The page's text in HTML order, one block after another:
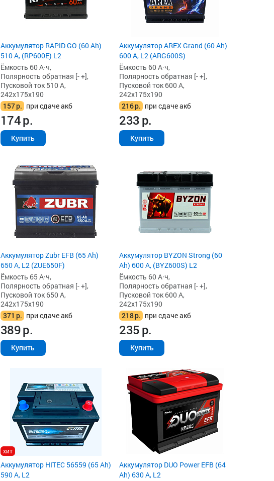
Аккумулятор RAPID GO (60 Ah)
510 А, (RP600E) L2
Ёмкость 60 А·ч,
Полярность обратная [- +],
Пусковой ток 510 А,
242x175x190
157р. при сдаче акб
174р.
Купить
Аккумулятор AREX Grand (60 Ah)
600 А, L2 (ARG600S)
Ёмкость 60 А·ч,
Полярность обратная [- +],
Пусковой ток 600 А,
242x175x190
216р. при сдаче акб
233р.
Купить
Аккумулятор Zubr EFB (65 Ah)
650 А, L2 (ZUE650F)
Ёмкость 65 А·ч,
Полярность обратная [- +],
Пусковой ток 650 А,
242x175x190
371 р. при сдаче акб
389р.
Купить
Аккумулятор BYZON Strong (60
Ah) 600 А, (BYZ600S) L2
Ёмкость 60 А·ч,
Полярность обратная [- +],
Пусковой ток 600 А,
242x175x190
218р. при сдаче акб
235р.
Купить
хит
Аккумулятор HITEC 56559 (65 Ah)
590 А, L2
Аккумулятор DUO Power EFB (64
Ah) 630 А, L2